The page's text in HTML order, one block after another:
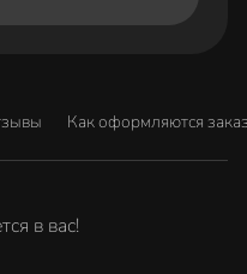
Как оформляются
в вас!